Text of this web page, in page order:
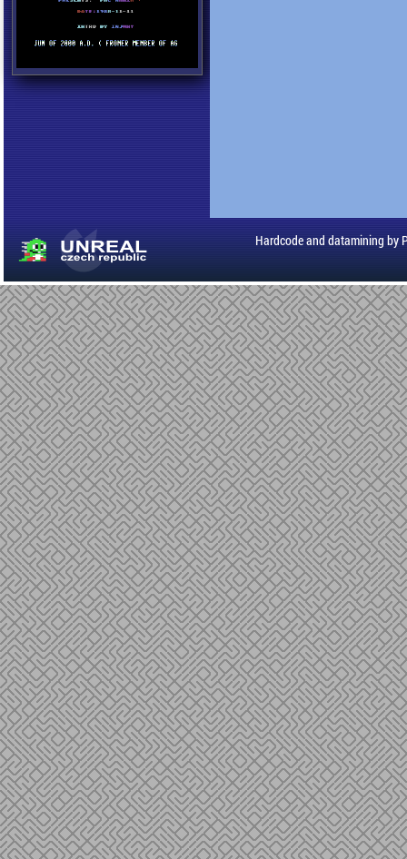
Hardcode and datamining by